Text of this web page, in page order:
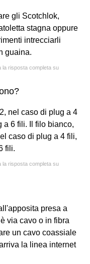
gli Scotchlok,
stagna oppure
intrecciarli
guaina.
la risposta completa su
nel caso di plug a 4
a 6 fili. Il filo bianco,
caso di plug a 4 fili,
fili.
la risposta completa su
presa a
via cavo o in fibra
un cavo coassiale
la linea internet